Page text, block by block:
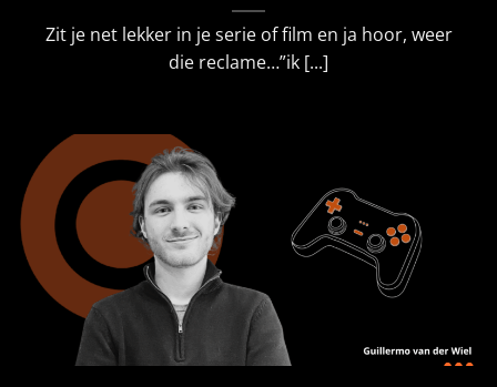
Zit je net lekker in je serie of film en ja hoor, weer
die reclame…”ik [...]